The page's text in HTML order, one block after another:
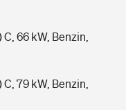
66 kW, Benzin,
79 kW, Benzin,